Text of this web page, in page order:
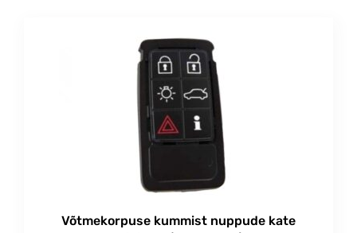
Võtmekorpuse kummist nuppude kate